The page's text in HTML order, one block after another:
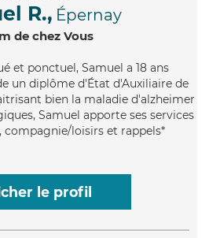
R., Épernay
de chez Vous
et ponctuel, Samuel a 18 ans
un diplôme d'État d'Auxiliaire de
bien la maladie d'alzheimer
Samuel apporte ses services
compagnie/loisirs et rappels*
le profil